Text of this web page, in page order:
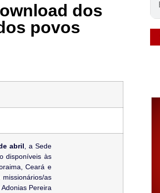
dos
povos
abril , a Sede
disponíveis às
Ceará e
as
Pereira